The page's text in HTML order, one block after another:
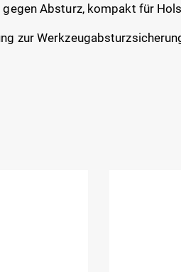
Absturz, kompakt für
zur